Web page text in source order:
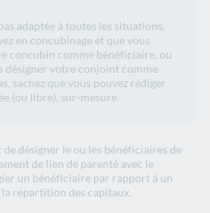
adaptée à toutes les situations.
en concubinage et que vous
concubin comme bénéficiaire, ou
désigner votre conjoint comme
sachez que vous pouvez rédiger
(ou libre), sur-mesure.
désigner le ou les bénéficiaires de
de lien de parenté avec le
un bénéficiaire par rapport à un
répartition des capitaux.